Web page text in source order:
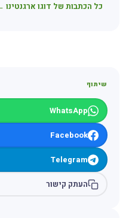
כל הכתבות של דוגו ארגנטינו ←
שיתוף
WhatsApp
Facebook
Telegram
העתק קישור